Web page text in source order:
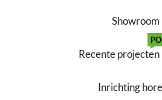
Showroom
Recente projecten
Inrichting